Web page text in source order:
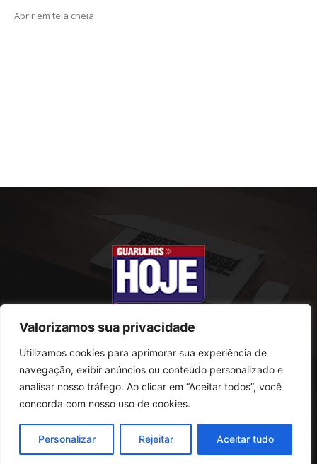
Valorizamos sua privacidade
Utilizamos cookies para aprimorar sua experiência de
navegação, exibir anúncios ou conteúdo personalizado e
analisar nosso tráfego. Ao clicar em “Aceitar todos”, você
concorda com nosso uso de cookies.
Personalizar Rejeitar Aceitar tudo
Abrir em tela cheia
SOBRE NÓS
Rua Conselheiro Antonio Prado, 121
CEP: 07095-180
Telefone: (11) 2823-0800